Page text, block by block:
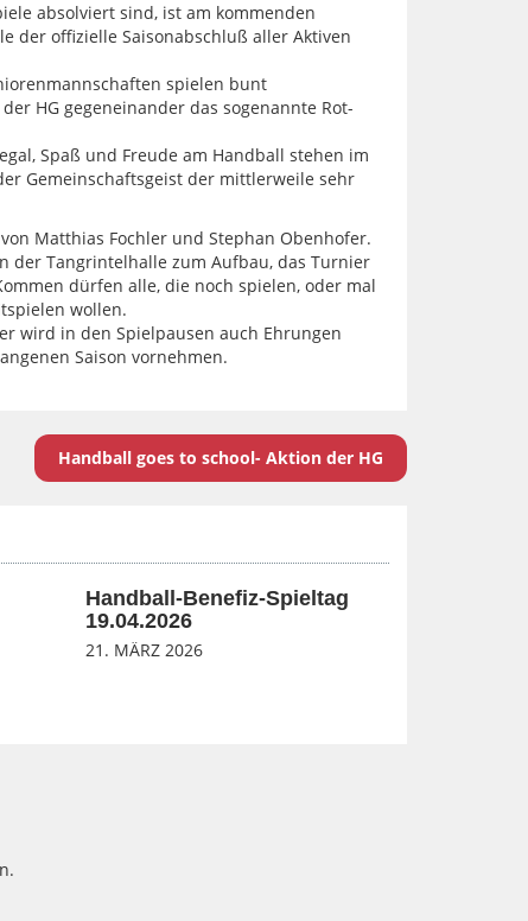
absolviert sind, ist am kommenden
der offizielle Saisonabschluß aller Aktiven
spielen bunt
HG gegeneinander das sogenannte Rot-
Spaß und Freude am Handball stehen im
Gemeinschaftsgeist der mittlerweile sehr
Matthias Fochler und Stephan Obenhofer.
der Tangrintelhalle zum Aufbau, das Turnier
dürfen alle, die noch spielen, oder mal
wollen.
wird in den Spielpausen auch Ehrungen
Saison vornehmen.
Handball goes to school- Aktion der HG
Handball-Benefiz-Spieltag
19.04.2026
21. MÄRZ 2026